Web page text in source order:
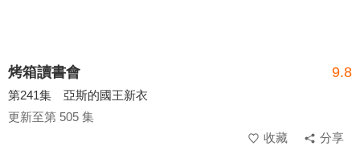
烤箱讀書會 9.8
第241集 亞斯的國王新衣
更新至第 505 集
收藏
分享